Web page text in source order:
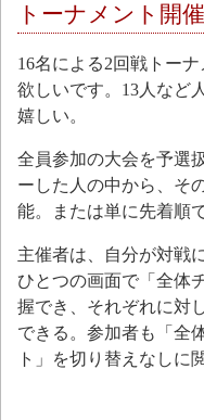
トーナメント開
16名による2回戦トー
欲しいです。13人など
嬉しい。
全員参加の大会を予選
ーした人の中から、そ
能。または単に先着順
主催者は、自分が対戦
ひとつの画面で「全体
握でき、それぞれに対
できる。参加者も「全
ト」を切り替えなしに